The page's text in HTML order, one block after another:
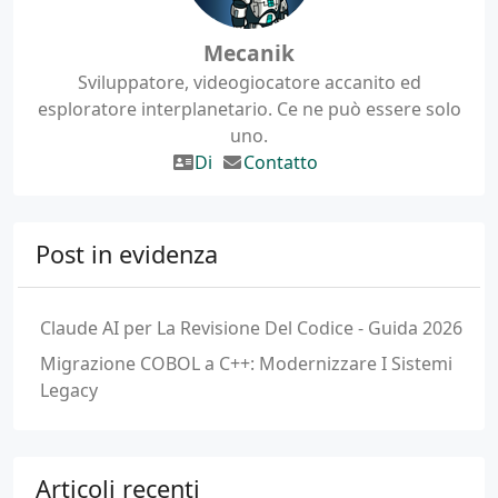
Mecanik
Sviluppatore, videogiocatore accanito ed
esploratore interplanetario. Ce ne può essere solo
uno.
Di
Contatto
Post in evidenza
Claude AI per La Revisione Del Codice - Guida 2026
Migrazione COBOL a C++: Modernizzare I Sistemi
Legacy
Articoli recenti